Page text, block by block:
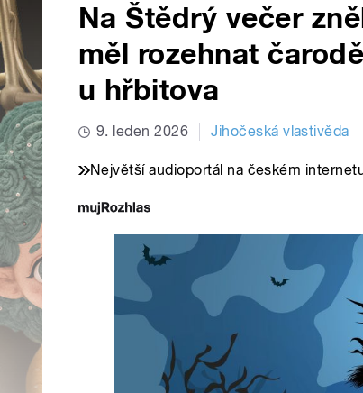
Na Štědrý večer
měl rozehnat
u hřbitova
9. leden 2026 Jihočeská vlastivěda
Největší audioportál na českém